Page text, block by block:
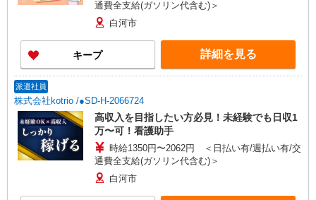
通費全支給(ガソリン代含む)＞
白河市
キープ 詳細を見る
派遣社員
株式会社kotrio /●SD-H-2066724
高収入を目指したい方必見！未経験でも日収1
万〜可！看護助手
時給1350円〜2062円 ＜日払い有/週払い有/交
通費全支給(ガソリン代含む)＞
白河市